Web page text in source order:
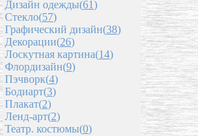
Дизайн одежды(61)
Стекло(57)
Графический дизайн(38)
Декорации(26)
Лоскутная картина(14)
Флордизайн(9)
Пэчворк(4)
Бодиарт(3)
Плакат(2)
Ленд-арт(2)
Театр. костюмы(0)